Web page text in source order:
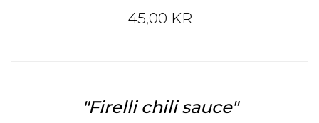
45,00 KR
"Firelli chili sauce"